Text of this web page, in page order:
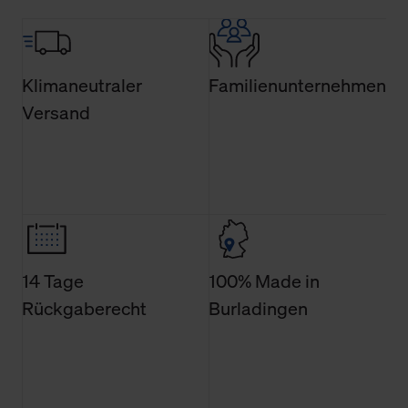
Informationen über die jeweiligen Cookies und ihren
Verwendungszweck. Bei „Über Cookies“ können Sie
allgemeine Informationen über Cookies einsehen. Über
jederzeit Ihre Einwilligungserklärung anpassen. Ihre
bisherigen Einstellungen und die damit verbundene
Verwendung der Cookies sowie die bis zum Zeitpunkt der
Änderung gesammelten Daten.
Weitere Informationen über Cookies und Web-
Klimaneutraler
Versand
Familienunternehmen
14 Tage
Rückgaberecht
100% Made in
Burladingen